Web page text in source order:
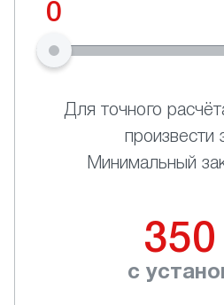
0
Для точного
произвести
Минимальный
350
с